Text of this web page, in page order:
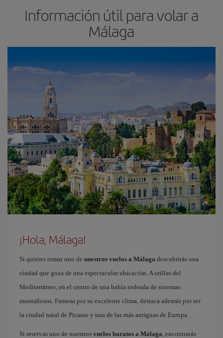
Información útil para volar a
Málaga
¡Hola, Málaga!
Si quieres tomar uno de nuestros vuelos a Málaga descubrirás una
ciudad que goza de una espectacular ubicación. A orillas del
Mediterráneo, en el centro de una bahía rodeada de sistemas
montañosos. Famosa por su excelente clima, destaca además por ser
la ciudad natal de Picasso y una de las más antiguas de Europa.
Si reservas uno de nuestros vuelos baratos a Málaga, encontrarás